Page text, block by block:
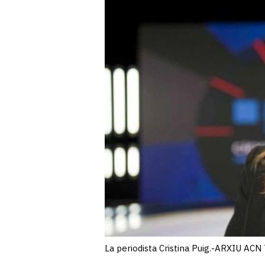
La periodista Cristina Puig.-ARXIU ACN